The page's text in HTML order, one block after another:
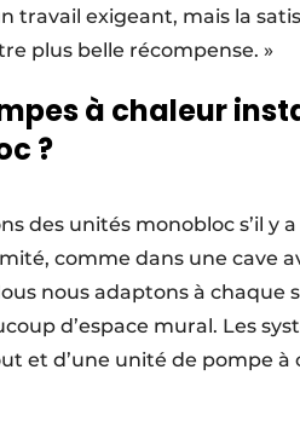
travail exigeant, mais la
plus belle récompense. »
à chaleur
?
des unités monobloc s’il y
comme dans une cave
nous adaptons à chaque
d’espace mural. Les
et d’une unité de pompe